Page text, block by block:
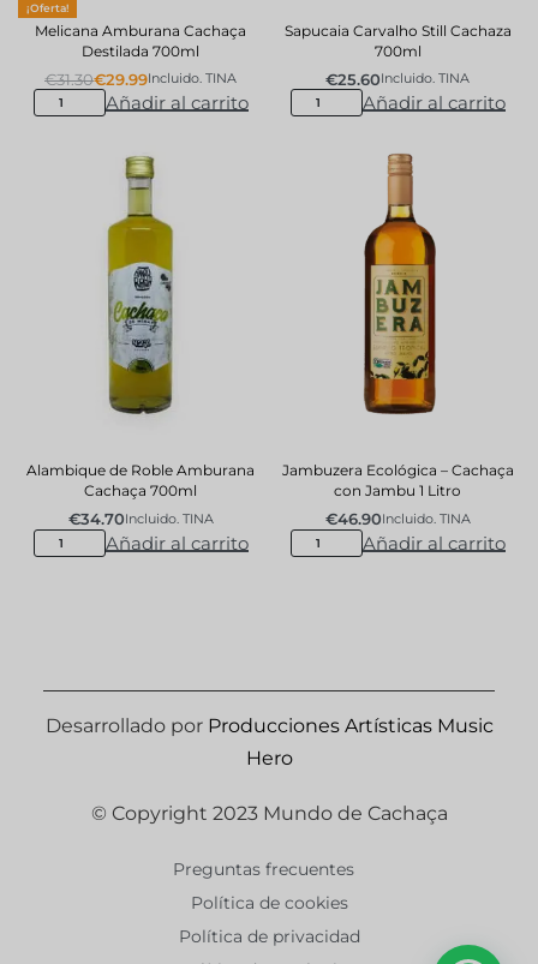
¡Oferta!
Melicana Amburana Cachaça
Destilada 700ml
€31.30€29.99Incluido. TINA
Añadir al carrito
Sapucaia Carvalho Still Cachaza
700ml
€25.60Incluido. TINA
Añadir al carrito
Alambique de Roble Amburana
Cachaça 700ml
€34.70Incluido. TINA
Añadir al carrito
Jambuzera Ecológica – Cachaça
con Jambu 1 Litro
€46.90Incluido. TINA
Añadir al carrito
Desarrollado por Producciones Artísticas Music
Hero
© Copyright 2023 Mundo de Cachaça
Preguntas frecuentes
Política de cookies
Política de privacidad